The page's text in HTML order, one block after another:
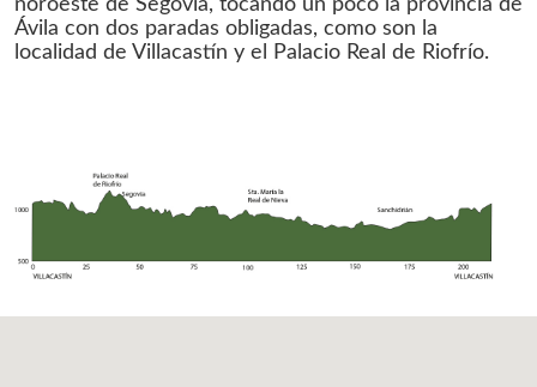
noroeste de Segovia, tocando un poco la provincia de
Ávila con dos paradas obligadas, como son la
localidad de Villacastín y el Palacio Real de Riofrío.